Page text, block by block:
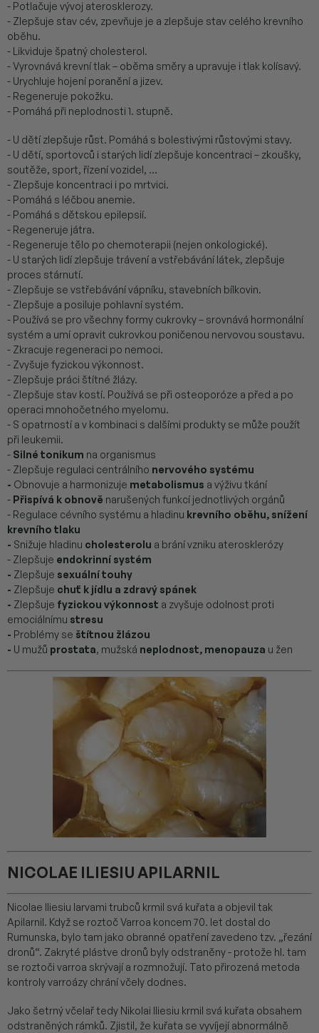
- Potlačuje vývoj aterosklerozy.
- Zlepšuje stav cév, zpevňuje je a zlepšuje stav celého krevního
oběhu.
- Likviduje špatný cholesterol.
- Vyrovnává krevní tlak – oběma směry a upravuje i tlak kolísavý.
- Urychluje hojení poranění a jizev.
- Regeneruje pokožku.
- Pomáhá při neplodnosti 1. stupně.
- U dětí zlepšuje růst. Pomáhá s bolestivými růstovými stavy.
- U dětí, sportovců i starých lidí zlepšuje koncentraci – zkoušky,
soutěže, sport, řízení vozidel, ...
- Zlepšuje koncentraci i po mrtvici.
- Pomáhá s léčbou anemie.
- Pomáhá s dětskou epilepsií.
- Regeneruje játra.
- Regeneruje tělo po chemoterapii (nejen onkologické).
- U starých lidí zlepšuje trávení a vstřebávání látek, zlepšuje
proces stárnutí.
- Zlepšuje se vstřebávání vápníku, stavebních bílkovin.
- Zlepšuje a posiluje pohlavní systém.
- Používá se pro všechny formy cukrovky – srovnává hormonální
systém a umí opravit cukrovkou poničenou nervovou soustavu.
- Zkracuje regeneraci po nemoci.
- Zvyšuje fyzickou výkonnost.
- Zlepšuje práci štítné žlázy.
- Zlepšuje stav kostí. Používá se při osteoporóze a před a po
operaci mnohočetného myelomu.
- S opatrností a v kombinaci s dalšími produkty se může použít
při leukemii.
- Silné tonikum na organismus
- Zlepšuje regulaci centrálního nervového systému
- Obnovuje a harmonizuje metabolismus a výživu tkání
- Přispívá k obnově narušených funkcí jednotlivých orgánů
- Regulace cévního systému a hladinu krevního oběhu, snížení
krevního tlaku
- Snižuje hladinu cholesterolu a brání vzniku aterosklerózy
- Zlepšuje endokrinní systém
- Zlepšuje sexuální touhy
- Zlepšuje chuť k jídlu a zdravý spánek
- Zlepšuje fyzickou výkonnost a zvyšuje odolnost proti
emociálnímu stresu
- Problémy se štítnou žlázou
- U mužů prostata, mužská neplodnost, menopauza u žen
NICOLAE ILIESIU APILARNIL
Nicolae Iliesiu larvami trubců krmil svá kuřata a objevil tak
Apilarnil. Když se roztoč Varroa koncem 70. let dostal do
Rumunska, bylo tam jako obranné opatření zavedeno tzv. „řezání
dronů“. Zakryté plástve dronů byly odstraněny - protože hl. tam
se roztoči varroa skrývají a rozmnožují. Tato přirozená metoda
kontroly varroázy chrání včely dodnes.
Jako šetrný včelař tedy Nikolai Iliesiu krmil svá kuřata obsahem
odstraněných rámků. Zjistil, že kuřata se vyvíjejí abnormálně